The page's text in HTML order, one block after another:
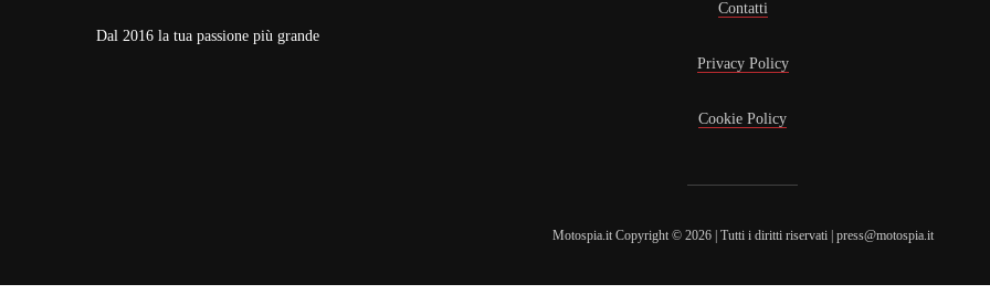
Dal 2016 la tua passione più grande
Contatti
Privacy Policy
Cookie Policy
Motospia.it Copyright © 2026 | Tutti i diritti riservati | press@motospia.it